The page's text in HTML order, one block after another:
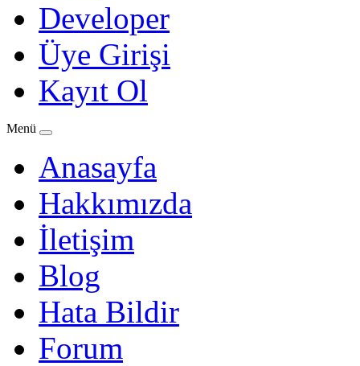
Developer
Üye Girişi
Kayıt Ol
Menü
Anasayfa
Hakkımızda
İletişim
Blog
Hata Bildir
Forum